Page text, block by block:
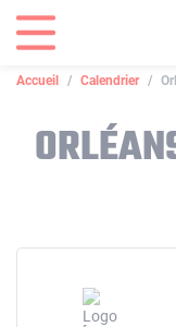
Accueil Calendrier
Panneau de gestion des